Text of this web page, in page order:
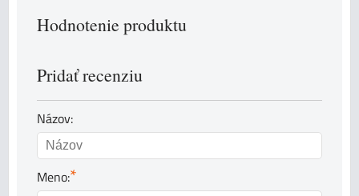
Hodnotenie produktu
Pridať recenziu
Názov:
Meno:*